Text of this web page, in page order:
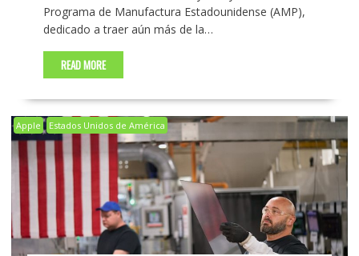
Programa de Manufactura Estadounidense (AMP),
dedicado a traer aún más de la…
READ MORE
Apple Estados Unidos de América